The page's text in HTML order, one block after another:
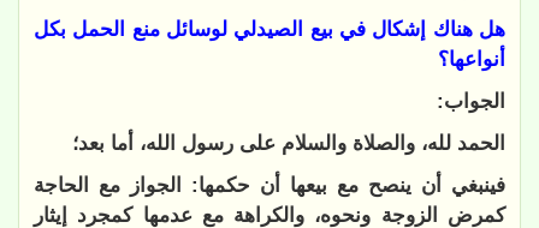
هل هناك إشكال في بيع الصيدلي لوسائل منع الحمل بكل
أنواعها؟
الجواب:
الحمد لله، والصلاة والسلام على رسول الله، أما بعد؛
فينبغي أن ينصح مع بيعها أن حكمها: الجواز مع الحاجة
كمرض الزوجة ونحوه، والكراهة مع عدمها كمجرد إيثار